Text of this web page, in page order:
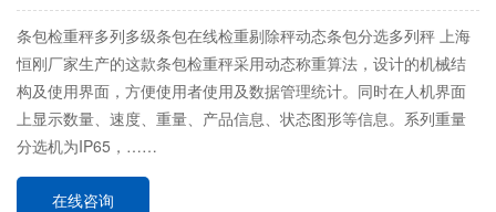
条包检重秤多列多级条包在线检重剔除秤动态条包分选多列秤 上海
恒刚厂家生产的这款条包检重秤采用动态称重算法，设计的机械结
构及使用界面，方便使用者使用及数据管理统计。同时在人机界面
上显示数量、速度、重量、产品信息、状态图形等信息。系列重量
分选机为IP65，……
在线咨询